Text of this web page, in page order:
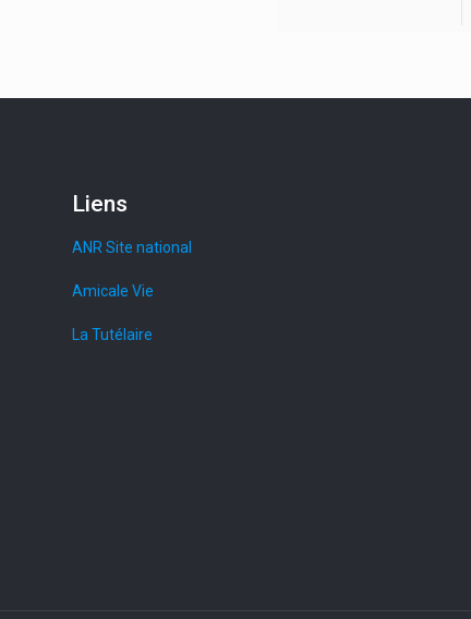
Liens
ANR Site national
Amicale Vie
La Tutélaire